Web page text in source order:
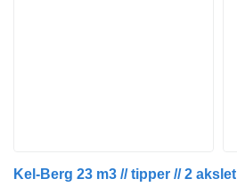
Kel-Berg 23 m3 // tipper // 2 akslet